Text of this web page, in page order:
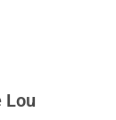
Lou